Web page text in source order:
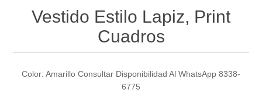
Vestido Estilo Lapiz, Print
Cuadros
Color: Amarillo Consultar Disponibilidad Al WhatsApp 8338-
6775